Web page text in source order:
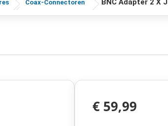
Coax-Connectoren BNC Adapter 2 X
€ 59,99